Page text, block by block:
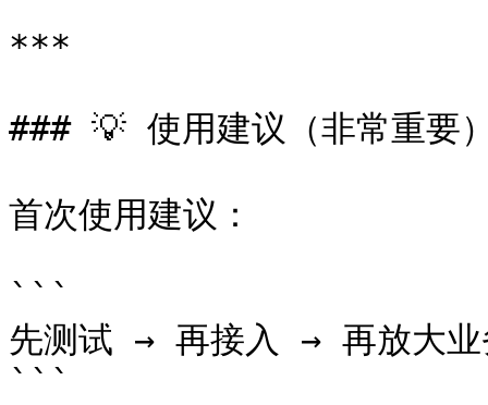
***
### 💡 使用建议（非常重要
首次使用建议：
```
先测试 → 再接入 → 再放大业
```